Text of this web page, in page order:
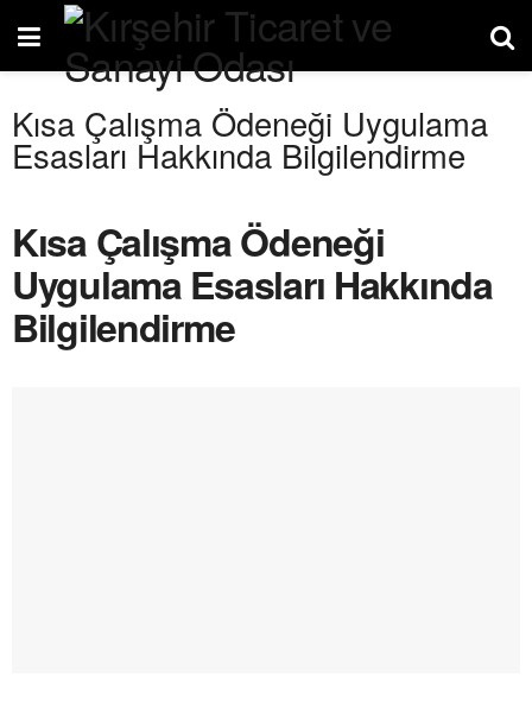
Kısa Çalışma Ödeneği Uygulama
Esasları Hakkında Bilgilendirme
Kısa Çalışma Ödeneği
Uygulama Esasları Hakkında
Bilgilendirme